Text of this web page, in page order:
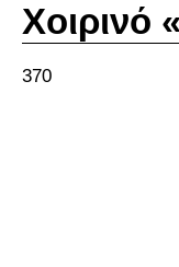
Χοιρινό
370